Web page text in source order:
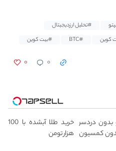
#تحلیل ارزدیجیتال
کوین #BTC #بیت کوین
۰ ۰
بدون دردسر
کمسیون
خرید طلا آبشده با 100
هزار تومن